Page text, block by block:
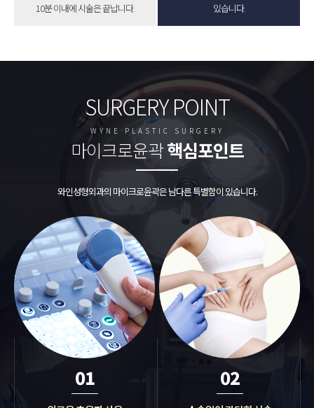
10분 이내에 시술은 끝납니다.
있습니다.
SURGERY POINT
WYNE PLASTIC SURGERY
마이크로윤곽핵심포인트
와인성형외과의 마이크로윤곽은 남다른 특별함이 있습니다.
01 02